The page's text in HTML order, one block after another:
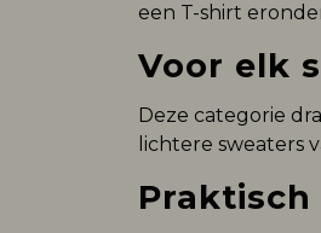
een T-shirt
Voor elk
Deze categorie
lichtere sweaters
Praktisch